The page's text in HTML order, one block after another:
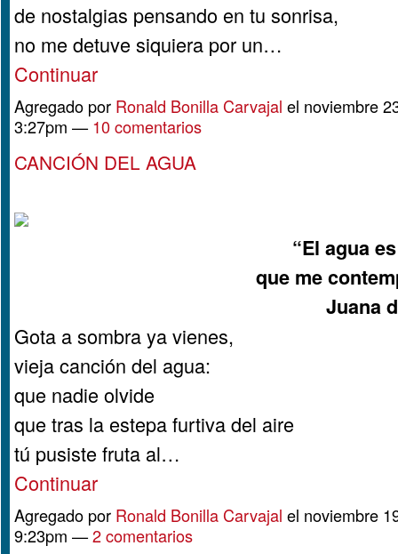
de nostalgias pensando en tu sonrisa,
no me detuve siquiera por un…
Continuar
Agregado por Ronald Bonilla Carvajal el noviembre
3:27pm —10 comentarios
CANCIÓN DEL AGUA
“El agua
que me
Juana
Gota a sombra ya vienes,
vieja canción del agua:
que nadie olvide
que tras la estepa furtiva del aire
tú pusiste fruta al…
Continuar
Agregado por Ronald Bonilla Carvajal el noviembre
9:23pm —2 comentarios